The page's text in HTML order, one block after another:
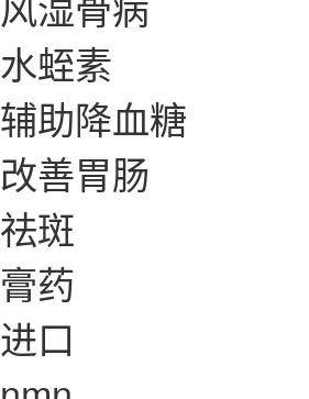
水蛭素
辅助降血糖
改善胃肠
祛斑
膏药
进口